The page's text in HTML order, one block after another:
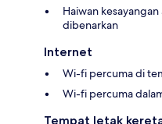
Haiwan
dibenarkan
Internet
Wi-fi percuma di
Wi-fi percuma
Tempat letak